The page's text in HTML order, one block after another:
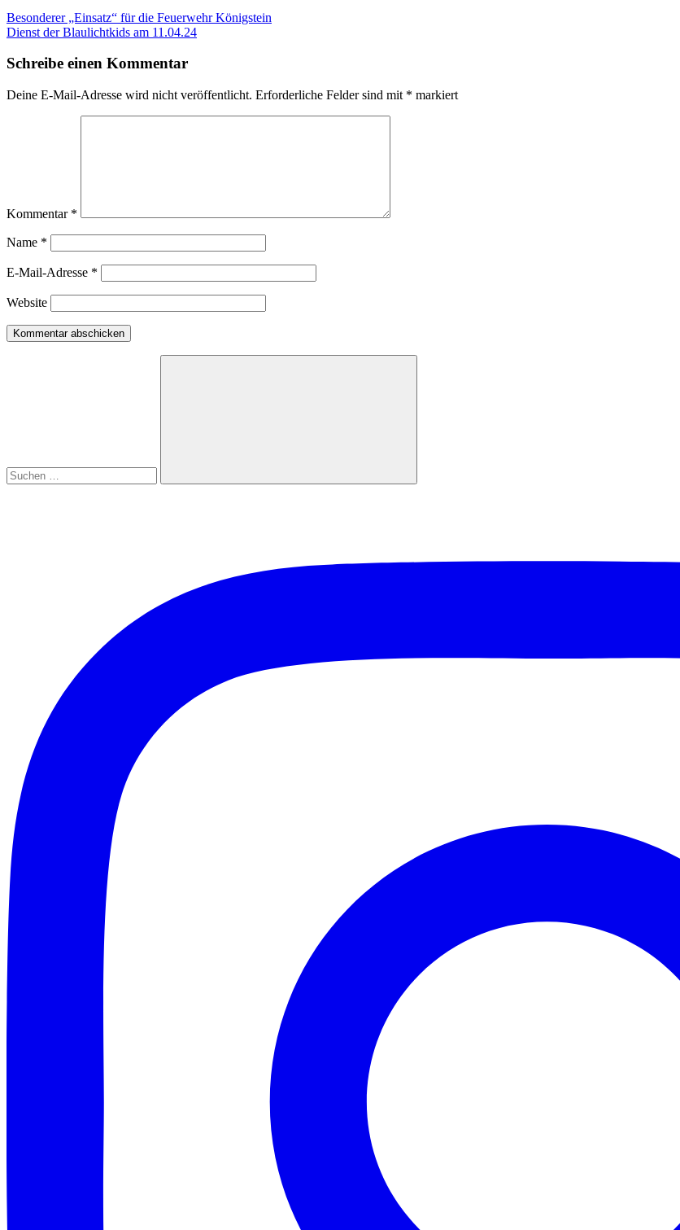
Beitragsnavigation
Vorheriger
Beitrag:
Besonderer „Einsatz“ für die Feuerwehr Königstein
Nächster
Dienst der Blaulichtkids am 11.04.24
Schreibe einen Kommentar
Deine E-Mail-Adresse wird nicht veröffentlicht. Erforderliche Felder sind mit * markiert
Kommentar *
Name *
E-Mail-Adresse *
Website
Suchen